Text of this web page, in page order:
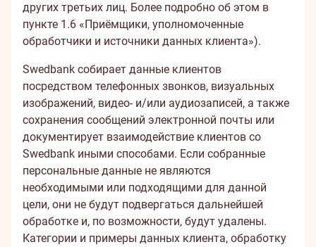
других третьих лиц. Более подробно об этом в
пункте 1.6 «Приёмщики, уполномоченные
обработчики и источники данных клиента»).
Swedbank собирает данные клиентов
посредством телефонных звонков, визуальных
изображений, видео- и/или аудиозаписей, а также
сохранения сообщений электронной почты или
документирует взаимодействие клиентов со
Swedbank иными способами. Если собранные
персональные данные не являются
необходимыми или подходящими для данной
цели, они не будут подвергаться дальнейшей
обработке и, по возможности, будут удалены.
Категории и примеры данных клиента, обработку